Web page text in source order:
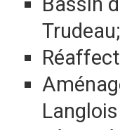
Trudeau;